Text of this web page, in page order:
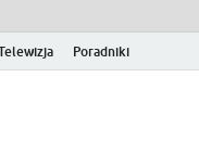
Poradniki